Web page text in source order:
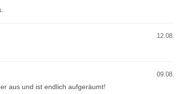
12.08.
09.08.
aus und ist endlich aufgeräumt!